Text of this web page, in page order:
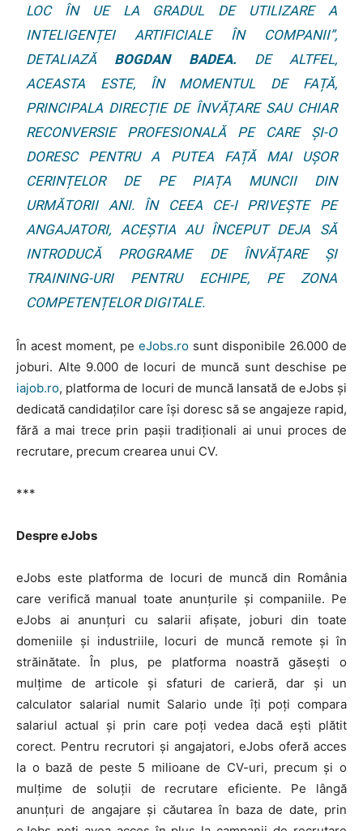
LOC ÎN UE LA GRADUL DE UTILIZARE A
INTELIGENȚEI ARTIFICIALE ÎN COMPANII”,
DETALIAZĂ BOGDAN BADEA. DE ALTFEL,
ACEASTA ESTE, ÎN MOMENTUL DE FAȚĂ,
PRINCIPALA DIRECȚIE DE ÎNVĂȚARE SAU CHIAR
RECONVERSIE PROFESIONALĂ PE CARE ȘI-O
DORESC PENTRU A PUTEA FAȚĂ MAI UȘOR
CERINȚELOR DE PE PIAȚA MUNCII DIN
URMĂTORII ANI. ÎN CEEA CE-I PRIVEȘTE PE
ANGAJATORI, ACEȘTIA AU ÎNCEPUT DEJA SĂ
INTRODUCĂ PROGRAME DE ÎNVĂȚARE ȘI
TRAINING-URI PENTRU ECHIPE, PE ZONA
COMPETENȚELOR DIGITALE.
În acest moment, pe eJobs.ro sunt disponibile 26.000 de
joburi. Alte 9.000 de locuri de muncă sunt deschise pe
iajob.ro, platforma de locuri de muncă lansată de eJobs și
dedicată candidaților care își doresc să se angajeze rapid,
fără a mai trece prin pașii tradiționali ai unui proces de
recrutare, precum crearea unui CV.
***
Despre eJobs
eJobs este platforma de locuri de muncă din România
care verifică manual toate anunțurile și companiile. Pe
eJobs ai anunțuri cu salarii afișate, joburi din toate
domeniile și industriile, locuri de muncă remote și în
străinătate. În plus, pe platforma noastră găsești o
mulțime de articole și sfaturi de carieră, dar și un
calculator salarial numit Salario unde îți poți compara
salariul actual și prin care poți vedea dacă ești plătit
corect. Pentru recrutori și angajatori, eJobs oferă acces
la o bază de peste 5 milioane de CV-uri, precum și o
mulțime de soluții de recrutare eficiente. Pe lângă
anunțuri de angajare și căutarea în baza de date, prin